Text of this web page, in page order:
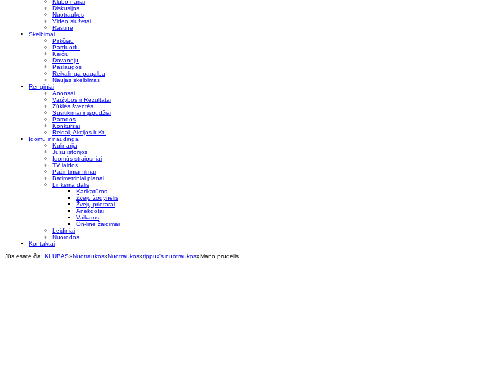
Klubo nariai
Diskusijos
Nuotraukos
Video siužetai
Raštinė
Skelbimai
Pirkčiau
Parduodu
Keičiu
Dovanoju
Paslaugos
Reikalinga pagalba
Naujas skelbimas
Renginiai
Anonsai
Varžybos ir Rezultatai
Žūklės šventės
Susitikimai ir įspūdžiai
Parodos
Konkursai
Reidai, Akcijos ir Kt.
Įdomu ir naudinga
Kulinarija
Jūsų istorijos
Įdomūs straipsniai
TV laidos
Pažintiniai filmai
Batimetriniai planai
Linksma dalis
Karikatūros
Žvejo žodynėlis
Žvejų prietarai
Anekdotai
Vaikams
On-line žaidimai
Leidiniai
Nuorodos
Kontaktai
Jūs esate čia: KLUBAS»Nuotraukos»Nuotraukos»tippux's nuotraukos»Mano prudelis